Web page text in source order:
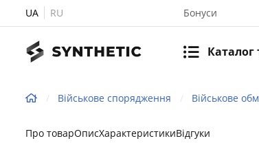
UA RU Бонуси
Каталог
Військове спорядження Військове
Про товарОписХарактеристикиВідгуки